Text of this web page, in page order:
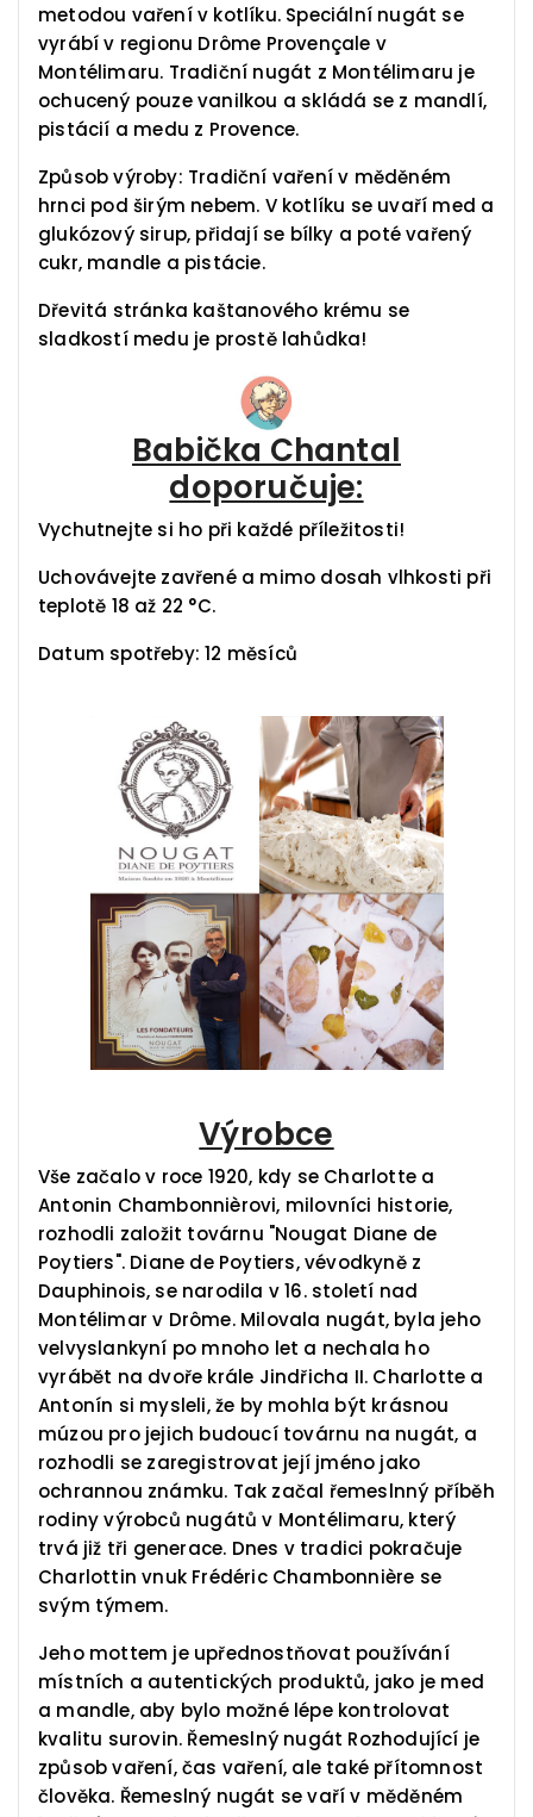
metodou vaření v kotlíku. Speciální nugát se
vyrábí v regionu Drôme Provençale v
Montélimaru. Tradiční nugát z Montélimaru je
ochucený pouze vanilkou a skládá se z mandlí,
pistácií a medu z Provence.
Způsob výroby: Tradiční vaření v měděném
hrnci pod širým nebem. V kotlíku se uvaří med a
glukózový sirup, přidají se bílky a poté vařený
cukr, mandle a pistácie.
Dřevitá stránka kaštanového krému se
sladkostí medu je prostě lahůdka!
Babička Chantal
doporučuje:
Vychutnejte si ho při každé příležitosti!
Uchovávejte zavřené a mimo dosah vlhkosti při
teplotě 18 až 22 °C.
Datum spotřeby: 12 měsíců
Výrobce
Vše začalo v roce 1920, kdy se Charlotte a
Antonin Chambonnièrovi, milovníci historie,
rozhodli založit továrnu "Nougat Diane de
Poytiers". Diane de Poytiers, vévodkyně z
Dauphinois, se narodila v 16. století nad
Montélimar v Drôme. Milovala nugát, byla jeho
velvyslankyní po mnoho let a nechala ho
vyrábět na dvoře krále Jindřicha II. Charlotte a
Antonín si mysleli, že by mohla být krásnou
múzou pro jejich budoucí továrnu na nugát, a
rozhodli se zaregistrovat její jméno jako
ochrannou známku. Tak začal řemeslnný příběh
rodiny výrobců nugátů v Montélimaru, který
trvá již tři generace. Dnes v tradici pokračuje
Charlottin vnuk Frédéric Chambonnière se
svým týmem.
Jeho mottem je upřednostňovat používání
místních a autentických produktů, jako je med
a mandle, aby bylo možné lépe kontrolovat
kvalitu surovin. Řemeslný nugát Rozhodující je
způsob vaření, čas vaření, ale také přítomnost
člověka. Řemeslný nugát se vaří v měděném